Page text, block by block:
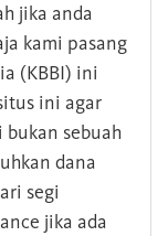
jika anda
kami pasang
(KBBI) ini
ini agar
bukan sebuah
dana
segi
jika ada